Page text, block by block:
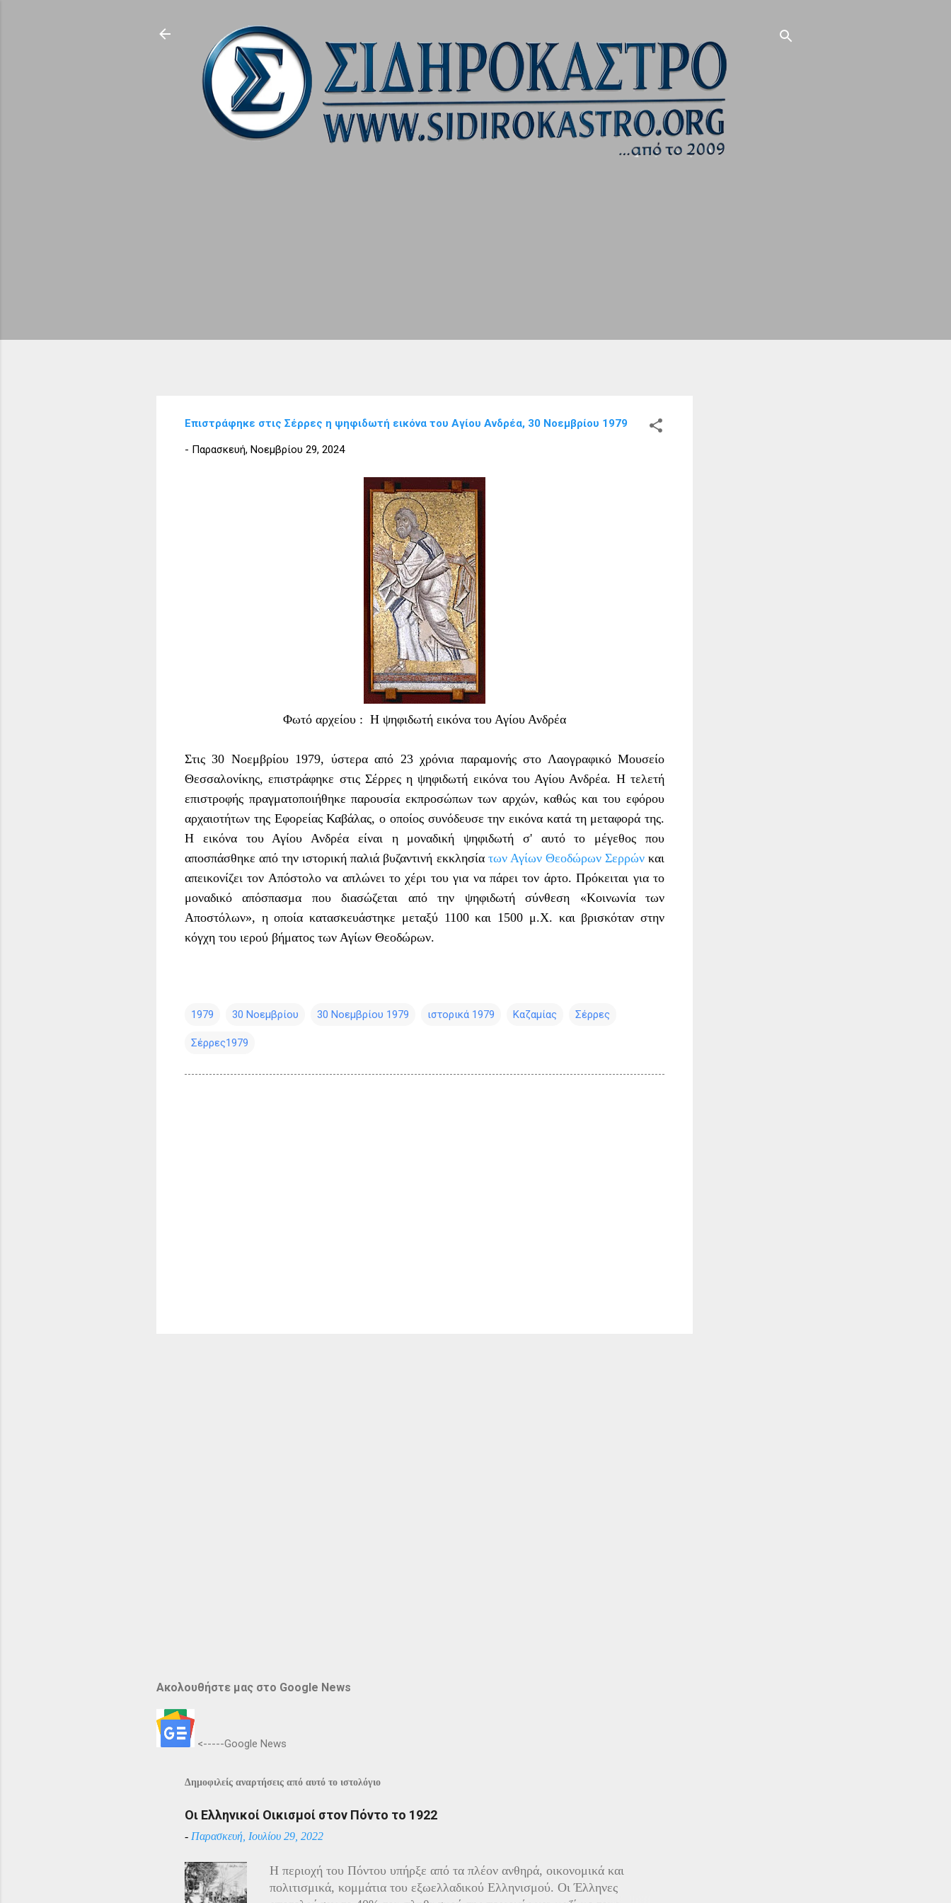
Επιστράφηκε στις Σέρρες η ψηφιδωτή εικόνα του Αγίου Ανδρέα, 30 Νοεμβρίου 1979
- Παρασκευή, Νοεμβρίου 29, 2024
Φωτό αρχείου : H ψηφιδωτή εικόνα του Αγίου Ανδρέα
Στις 30 Νοεμβρίου 1979, ύστερα από 23 χρόνια παραμονής στο Λαογραφικό Μουσείο
Θεσσαλονίκης, επιστράφηκε στις Σέρρες η ψηφιδωτή εικόνα του Αγίου Ανδρέα. Η τελετή
επιστροφής πραγματοποιήθηκε παρουσία εκπροσώπων των αρχών, καθώς και του εφόρου
αρχαιοτήτων της Εφορείας Καβάλας, ο οποίος συνόδευσε την εικόνα κατά τη μεταφορά της.
Η εικόνα του Αγίου Ανδρέα είναι η μοναδική ψηφιδωτή σ' αυτό το μέγεθος που
αποσπάσθηκε από την ιστορική παλιά βυζαντινή εκκλησία των Αγίων Θεοδώρων Σερρώνκαι
απεικονίζει τον Απόστολο να απλώνει το χέρι του για να πάρει τον άρτο. Πρόκειται για το
μοναδικό απόσπασμα που διασώζεται από την ψηφιδωτή σύνθεση «Κοινωνία των
Αποστόλων», η οποία κατασκευάστηκε μεταξύ 1100 και 1500 μ.Χ. και βρισκόταν στην
κόγχη του ιερού βήματος των Αγίων Θεοδώρων.
1979 30 Νοεμβρίου 30 Νοεμβρίου 1979 ιστορικά 1979 Καζαμίας Σέρρες
Σέρρες1979
Ακολουθήστε μας στο Google News
<-----Google News
Δημοφιλείς αναρτήσεις από αυτό το ιστολόγιο
Οι Ελληνικοί Οικισμοί στον Πόντο το 1922
- Παρασκευή, Ιουλίου 29, 2022
Η περιοχή του Πόντου υπήρξε από τα πλέον ανθηρά, οικονομικά και
πολιτισμικά, κομμάτια του εξωελλαδικού Ελληνισμού. Οι Έλληνες